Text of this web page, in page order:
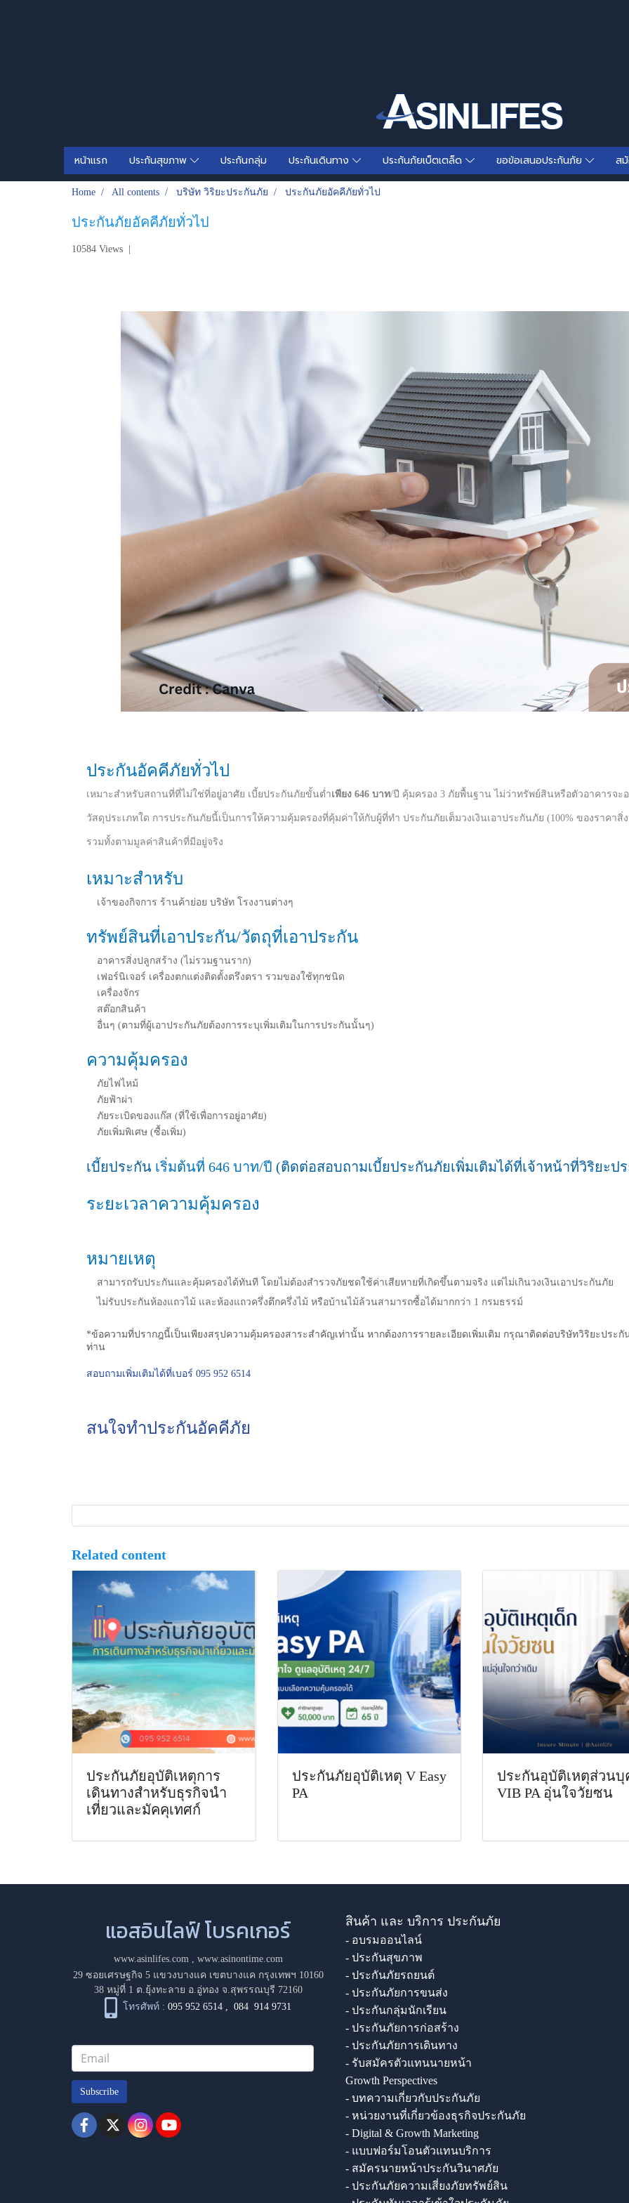
หน้าแรก ประกันสุขภาพ ประกันกลุ่ม ประกันเดินทาง ประกันภัยเบ็ตเตล็ด ขอข้อเสนอประกันภัย ส
Home All contents บริษัท วิริยะประกันภัย ประกันภัยอัคคีภัยทั่วไป
ประกันภัยอัคคีภัยทั่วไป
10584 Views
ประกันอัคคีภัยทั่วไป
เหมาะสำหรับสถานที่ที่ไม่ใช่ที่อยู่อาศัย เบี้ยประกันภัยขั้นต่ำเพียง 646 บาท/ปี คุ้มครอง 3 ภัยพื้นฐาน ไม่ว่าทรัพย์สินหรือตัวอาคารจะ
วัสดุประเภทใด การประกันภัยนี้เป็นการให้ความคุ้มครองที่คุ้มค่าให้กับผู้ที่ทำ ประกันภัยเต็มวงเงินเอาประกันภัย (100% ของราคา
รวมทั้งตามมูลค่าสินค้าที่มีอยู่จริง
เหมาะสำหรับ
เจ้าของกิจการ ร้านค้าย่อย บริษัท โรงงานต่างๆ
ทรัพย์สินที่เอาประกัน/วัตถุที่เอาประกัน
อาคารสิ่งปลูกสร้าง (ไม่รวมฐานราก)
เฟอร์นิเจอร์ เครื่องตกแต่งติดตั้งตรึงตรา รวมของใช้ทุกชนิด
เครื่องจักร
สต๊อกสินค้า
อื่นๆ (ตามที่ผู้เอาประกันภัยต้องการระบุเพิ่มเติมในการประกันนั้นๆ)
ความคุ้มครอง
ภัยไฟไหม้
ภัยฟ้าผ่า
ภัยระเบิดของแก๊ส (ที่ใช้เพื่อการอยู่อาศัย)
ภัยเพิ่มพิเศษ (ซื้อเพิ่ม)
เบี้ยประกัน เริ่มต้นที่ 646 บาท/ปี (ติดต่อสอบถามเบี้ยประกันภัยเพิ่มเติมได้ที่เจ้าหน้าที่วิริยะป
ระยะเวลาความคุ้มครอง
หมายเหตุ
สามารถรับประกันและคุ้มครองได้ทันที โดยไม่ต้องสำรวจภัยชดใช้ค่าเสียหายที่เกิดขึ้นตามจริง แต่ไม่เกินวงเงินเอาประกันภัย
ไม่รับประกันห้องแถวไม้ และห้องแถวครึ่งตึกครึ่งไม้ หรือบ้านไม้ล้วนสามารถซื้อได้มากกว่า 1 กรมธรรม์
*ข้อความที่ปรากฎนี้เป็นเพียงสรุปความคุ้มครองสาระสำคัญเท่านั้น หากต้องการรายละเอียดเพิ่มเติม กรุณาติดต่อบริษัทวิริยะปร
ท่าน
สอบถามเพิ่มเติมได้ที่เบอร์ 095 952 6514
สนใจทำประกันอัคคีภัย
Related content
ประกันภัยอุบัติเหตุการ
เดินทางสำหรับธุรกิจนำ
เที่ยวและมัคคุเทศก์
ประกันภัยอุบัติเหตุ V Easy
PA
ประกันอุบัติเหตุส่วนบุ
VIB PA อุ่นใจวัยซน
แอสอินไลฟ์ โบรคเกอร์
www.asinlifes.com
www.asinontime.com
29 ซอยเศรษฐกิจ 5 แขวงบางแค เขตบางแค กรุงเทพฯ 10160
38 หมู่ที่ 1 ต.ยุ้งทะลาย อ.อู่ทอง จ.สุพรรณบุรี 72160
โทรศัพท์ : 095 952 6514 ,084 914 9731
Subscribe
สินค้า และ บริการ ประกันภัย
- อบรมออนไลน์
- ประกันสุขภาพ
- ประกันภัยรถยนต์
- ประกันภัยการขนส่ง
- ประกันกลุ่มนักเรียน
- ประกันภัยการก่อสร้าง
- ประกันภัยการเดินทาง
- รับสมัครตัวแทนนายหน้า
Growth Perspectives
- บทความเกี่ยวกับประกันภัย
- หน่วยงานที่เกี่ยวข้องธุรกิจประกันภัย
- Digital & Growth Marketing
- แบบฟอร์มโอนตัวแทนบริการ
- สมัครนายหน้าประกันวินาศภัย
- ประกันภัยความเสี่ยงภัยทรัพย์สิน